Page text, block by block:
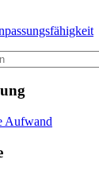
Aufwand